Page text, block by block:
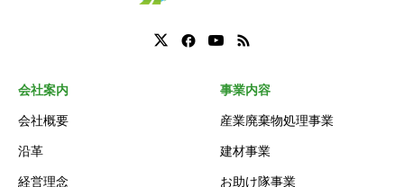
会社案内
会社概要
沿革
経営理念
事業内容
産業廃棄物処理事業
建材事業
お助け隊事業